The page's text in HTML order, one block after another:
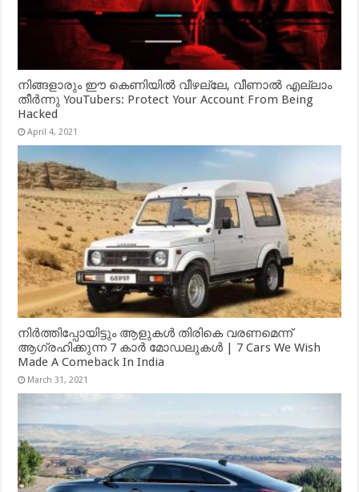
നിങ്ങളാരും ഈ കെണിയിൽ വീഴല്ലേ, വീണാൽ എല്ലാം
തീർന്നു YouTubers: Protect Your Account From Being
Hacked
April 4, 2021
നിർത്തിപ്പോയിട്ടും ആളുകൾ തിരികെ വരണമെന്ന്
ആഗ്രഹിക്കുന്ന 7 കാർ മോഡലുകൾ | 7 Cars We Wish
Made A Comeback In India
March 31, 2021